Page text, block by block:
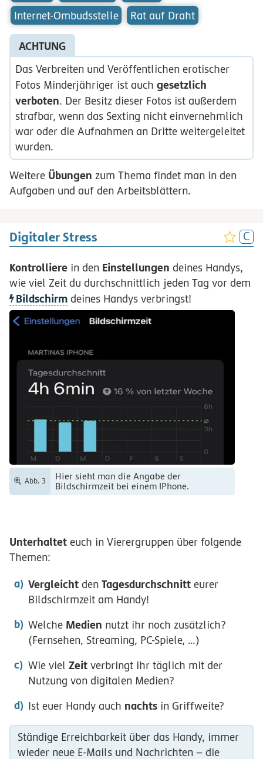
Internet-Ombudsstelle Rat auf Draht
ACHTUNG
Das Verbreiten und Veröffentlichen erotischer
Fotos Minderjähriger ist auch gesetzlich
verboten. Der Besitz dieser Fotos ist außerdem
strafbar, wenn das Sexting nicht einvernehmlich
war oder die Aufnahmen an Dritte weitergeleitet
wurden.
Weitere Übungen zum Thema findet man in den
Aufgaben und auf den Arbeitsblättern.
Digitaler Stress
Kontrolliere in den Einstellungen deines Handys,
wie viel Zeit du durchschnittlich jeden Tag vor dem
Bildschirm deines Handys verbringst!
Abb. 3
Hier sieht man die Angabe der
Bildschirmzeit bei einem IPhone.
Unterhaltet euch in Vierergruppen über folgende
Themen:
Vergleicht den Tagesdurchschnitt eurer
Bildschirmzeit am Handy!
Welche Medien nutzt ihr noch zusätzlich?
(Fernsehen, Streaming, PC-Spiele, …)
Wie viel Zeit verbringt ihr täglich mit der
Nutzung von digitalen Medien?
Ist euer Handy auch nachts in Griffweite?
Ständige Erreichbarkeit über das Handy, immer
wieder neue E-Mails und Nachrichten – die